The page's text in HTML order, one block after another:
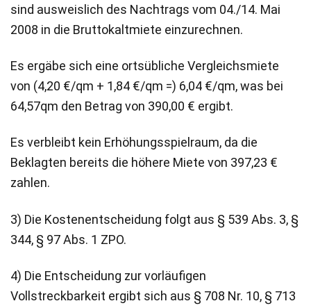
sind ausweislich des Nachtrags vom 04./14. Mai
2008 in die Bruttokaltmiete einzurechnen.
Es ergäbe sich eine ortsübliche Vergleichsmiete
von (4,20 €/qm + 1,84 €/qm =) 6,04 €/qm, was bei
64,57qm den Betrag von 390,00 € ergibt.
Es verbleibt kein Erhöhungsspielraum, da die
Beklagten bereits die höhere Miete von 397,23 €
zahlen.
3) Die Kostenentscheidung folgt aus § 539 Abs. 3, §
344, § 97 Abs. 1 ZPO.
4) Die Entscheidung zur vorläufigen
Vollstreckbarkeit ergibt sich aus § 708 Nr. 10, § 713